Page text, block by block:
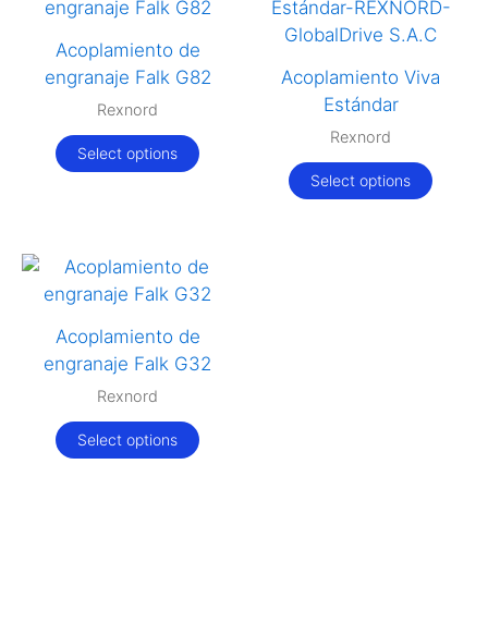
Acoplamiento de
engranaje Falk G82
Rexnord
Select options
Acoplamiento Viva
Estándar
Rexnord
Select options
Acoplamiento de
engranaje Falk G32
Rexnord
Select options